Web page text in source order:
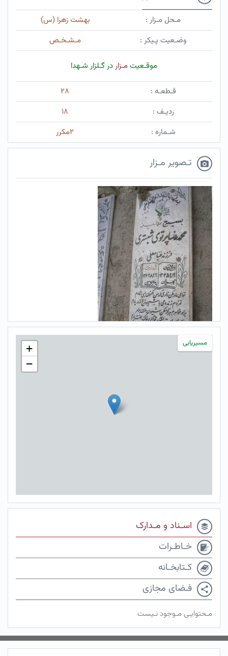
مـحل مـزار :
بهشت زهرا (س)
وضـعیت پـیکر :
مـشـخـص
موقـعیتمـزاردر گـلزار شـهدا
قـطعـه :
۲۸
ردیـف :
۱۸
شـماره :
۲مکرر
تـصویر مـزار
مسیریابی
+
−
اسـناد و مـدارک
خـاطـرات
کـتابخـانه
فـضای مجازی
مـحتوایـی مـوجود نـیست